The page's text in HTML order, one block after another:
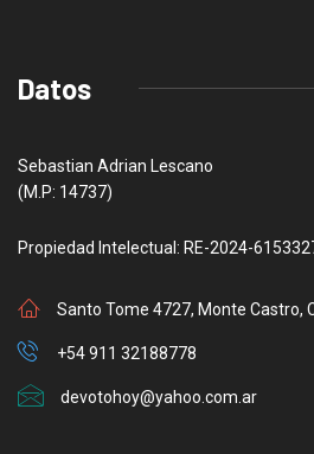
Datos
Sebastian Adrian Lescano
(M.P: 14737)
Propiedad Intelectual: RE-2024-
Santo Tome 4727, Monte Castro,
+54 911 32188778
devotohoy@yahoo.com.ar